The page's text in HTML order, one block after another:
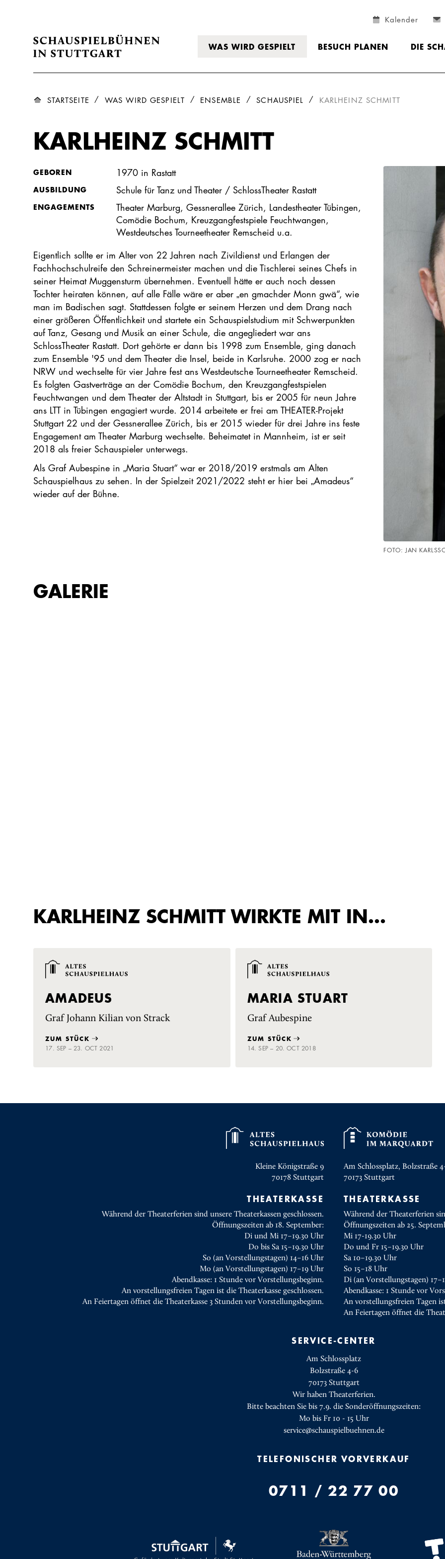
Kalender
WAS WIRD GESPIELT BESUCH PLANEN DIE
STARTSEITE WAS WIRD GESPIELT ENSEMBLE SCHAUSPIEL KARLHEINZ SCHMITT
KARLHEINZ SCHMITT
GEBOREN 1970 in Rastatt
AUSBILDUNG Schule für Tanz und Theater / SchlossTheater Rastatt
ENGAGEMENTS
Theater Marburg, Gessnerallee Zürich, Landestheater Tübingen,
Comödie Bochum, Kreuzgangfestspiele Feuchtwangen,
Westdeutsches Tourneetheater Remscheid u.a.
Eigentlich sollte er im Alter von 22 Jahren nach Zivildienst und Erlangen der
Fachhochschulreife den Schreinermeister machen und die Tischlerei seines Chefs in
seiner Heimat Muggensturm übernehmen. Eventuell hätte er auch noch dessen
Tochter heiraten können, auf alle Fälle wäre er aber „en gmachder Monn gwä“, wie
man im Badischen sagt. Stattdessen folgte er seinem Herzen und dem Drang nach
einer größeren Öffentlichkeit und startete ein Schauspielstudium mit Schwerpunkten
auf Tanz, Gesang und Musik an einer Schule, die angegliedert war ans
SchlossTheater Rastatt. Dort gehörte er dann bis 1998 zum Ensemble, ging danach
zum Ensemble '95 und dem Theater die Insel, beide in Karlsruhe. 2000 zog er nach
NRW und wechselte für vier Jahre fest ans Westdeutsche Tourneetheater Remscheid.
Es folgten Gastverträge an der Comödie Bochum, den Kreuzgangfestspielen
Feuchtwangen und dem Theater der Altstadt in Stuttgart, bis er 2005 für neun Jahre
ans LTT in Tübingen engagiert wurde. 2014 arbeitete er frei am THEATER-Projekt
Stuttgart 22 und der Gessnerallee Zürich, bis er 2015 wieder für drei Jahre ins feste
Engagement am Theater Marburg wechselte. Beheimatet in Mannheim, ist er seit
2018 als freier Schauspieler unterwegs.
Als Graf Aubespine in „Maria Stuart“ war er 2018/2019 erstmals am Alten
Schauspielhaus zu sehen. In der Spielzeit 2021/2022 steht er hier bei „Amadeus“
wieder auf der Bühne.
FOTO: JAN
GALERIE
KARLHEINZ SCHMITT WIRKTE MIT IN…
AMADEUS
Graf Johann Kilian von Strack
ZUM STÜCK
17. SEP – 23. OCT 2021
MARIA STUART
Graf Aubespine
ZUM STÜCK
14. SEP – 20. OCT 2018
Kleine Königstraße 9
70178 Stuttgart
THEATERKASSE
Während der Theaterferien sind unsere Theaterkassen geschlossen.
Öffnungszeiten ab 18. September:
Di und Mi 17–19.30 Uhr
Do bis Sa 15–19.30 Uhr
So (an Vorstellungstagen) 14–16 Uhr
Mo (an Vorstellungstagen) 17–19 Uhr
Abendkasse: 1 Stunde vor Vorstellungsbeginn.
An vorstellungsfreien Tagen ist die Theaterkasse geschlossen.
An Feiertagen öffnet die Theaterkasse 3 Stunden vor Vorstellungsbeginn.
Am Schlossplatz, Bolzstraße
70173 Stuttgart
THEATERKASSE
Während der Theaterferien
Öffnungszeiten ab 25.
Mi 17-19.30 Uhr
Do und Fr 15–19.30 Uhr
Sa 10–19.30 Uhr
So 15–18 Uhr
Di (an Vorstellungstagen)
Abendkasse: 1 Stunde vor
An vorstellungsfreien Tagen
An Feiertagen öffnet die
SERVICE-CENTER
Am Schlossplatz
Bolzstraße 4-6
70173 Stuttgart
Wir haben Theaterferien.
Bitte beachten Sie bis 7.9. die Sonderöffnungszeiten:
Mo bis Fr 10 - 15 Uhr
service@schauspielbuehnen.de
TELEFONISCHER VORVERKAUF
0711 / 22 77 00